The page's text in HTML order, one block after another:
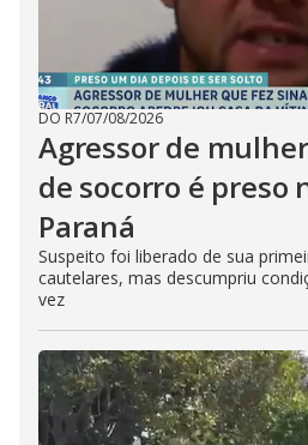
DO R7/07/08/2026
Agressor de
de socorro é preso
Paraná
Suspeito foi liberado de sua
cautelares, mas descumpriu
vez